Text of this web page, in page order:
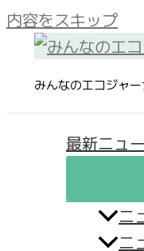
内容をスキップ
みんなのエコジャ
最新ニュ
ニ
ニ